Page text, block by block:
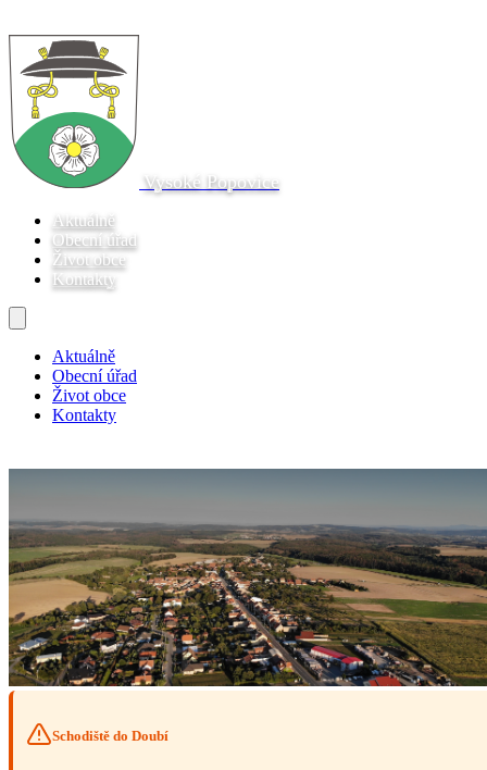
Vysoké Popovice
Aktuálně
Obecní úřad
Život obce
Kontakty
Aktuálně
Obecní úřad
Život obce
Kontakty
Schodiště do Doubí